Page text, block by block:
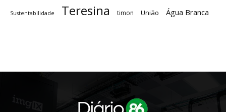
Sustentabilidade Teresina timon União Água Branca